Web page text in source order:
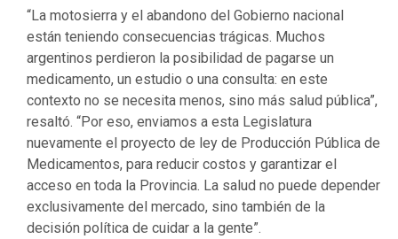
“La motosierra y el abandono del Gobierno nacional
están teniendo consecuencias trágicas. Muchos
argentinos perdieron la posibilidad de pagarse un
medicamento, un estudio o una consulta: en este
contexto no se necesita menos, sino más salud pública”,
resaltó. “Por eso, enviamos a esta Legislatura
nuevamente el proyecto de ley de Producción Pública de
Medicamentos, para reducir costos y garantizar el
acceso en toda la Provincia. La salud no puede depender
exclusivamente del mercado, sino también de la
decisión política de cuidar a la gente”.